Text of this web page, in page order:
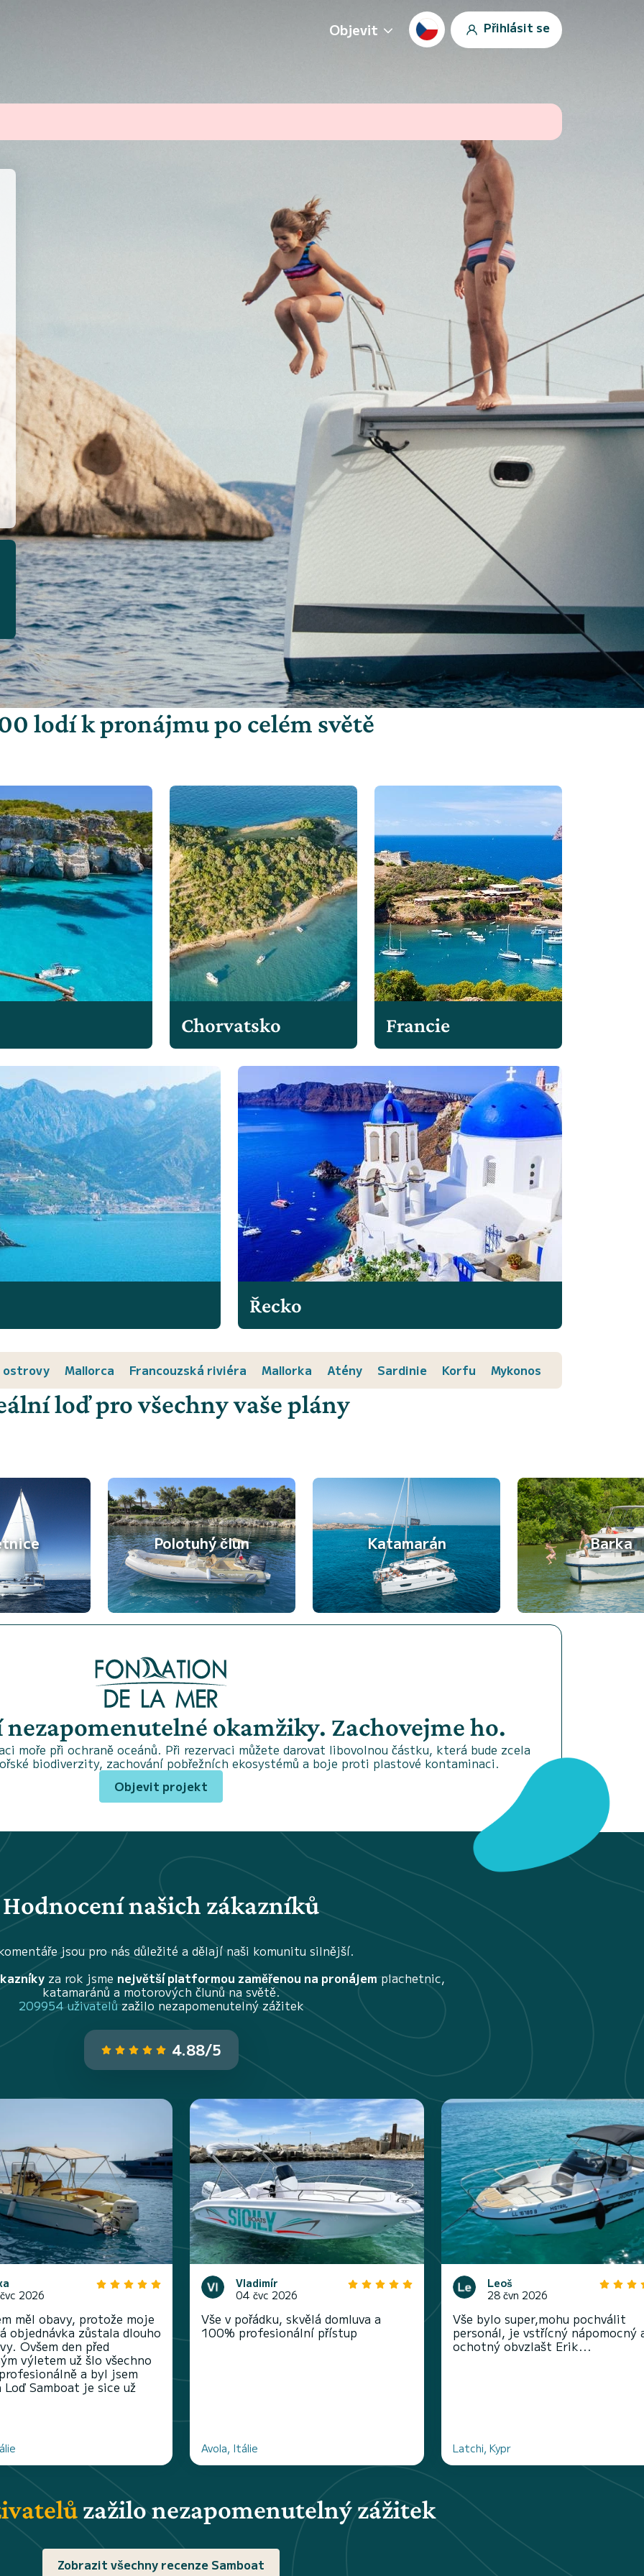
Objevit Přihlásit se
lodí k pronájmu po celém světě
Chorvatsko Francie
Řecko
ostrovy Mallorca Francouzská riviéra Mallorka Atény Sardinie Korfu Mykonos
loď pro všechny vaše plány
Polotuhý člun Katamarán Barka
okamžiky. Zachovejme ho.
moře při ochraně oceánů. Při rezervaci můžete darovat libovolnou částku, která bude zcela
biodiverzity, zachování pobřežních ekosystémů a boje proti plastové kontaminaci.
Objevit projekt
Hodnocení našich zákazníků
jsou pro nás důležité a dělají naši komunitu silnější.
za rok jsme největší platformou zaměřenou na pronájemplachetnic,
katamaránů a motorových člunů na světě.
209954 uživatelůzažilo nezapomenutelný zážitek
4.88/5
2026
měl obavy, protože moje
objednávka zůstala dlouho
Ovšem den před
výletem už šlo všechno
a byl jsem
Samboat je sice už
Vladimír
04 čvc 2026
Vše v pořádku, skvělá domluva a
100% profesionální přístup
Avola, Itálie
Leoš
28 čvn 2026
Vše bylo super,mohu pochválit
personál, je vstřícný nápomocný
ochotný obvzlašt Erik...
Latchi, Kypr
zažilo nezapomenutelný zážitek
Zobrazit všechny recenze Samboat